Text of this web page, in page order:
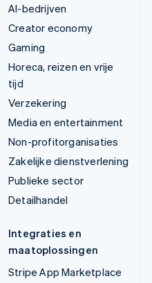
AI-bedrijven
Creator economy
Gaming
Horeca, reizen en vrije
tijd
Verzekering
Media en entertainment
Non-profitorganisaties
Zakelijke dienstverlening
Publieke sector
Detailhandel
Integraties en
maatoplossingen
Stripe App Marketplace